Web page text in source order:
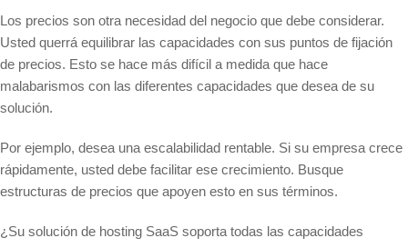
Los precios son otra necesidad del negocio que debe considerar.
Usted querrá equilibrar las capacidades con sus puntos de fijación
de precios. Esto se hace más difícil a medida que hace
malabarismos con las diferentes capacidades que desea de su
solución.
Por ejemplo, desea una escalabilidad rentable. Si su empresa crece
rápidamente, usted debe facilitar ese crecimiento. Busque
estructuras de precios que apoyen esto en sus términos.
¿Su solución de hosting SaaS soporta todas las capacidades